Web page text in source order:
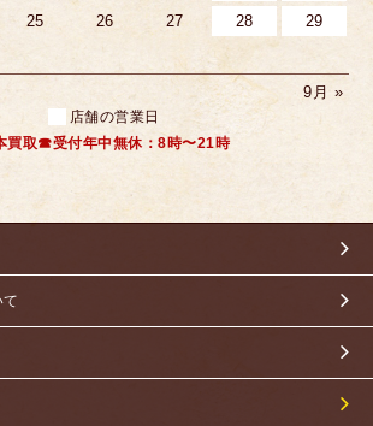
25 26 27 28
29
9月 »
店舗の営業日
買取☎受付年中無休：8時〜21時
て